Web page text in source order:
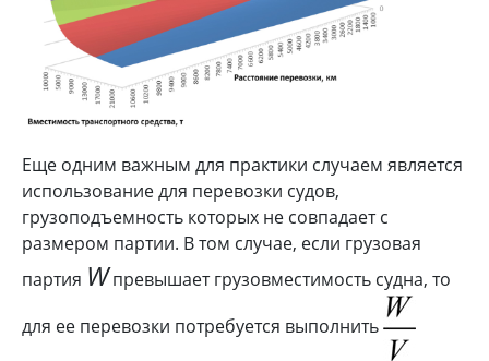
Еще одним важным для практики случаем является
использование для перевозки судов,
грузоподъемность которых не совпадает с
размером партии. В том случае, если грузовая
партия Wпревышает грузовместимость судна, то
для ее перевозки потребуется выполнить